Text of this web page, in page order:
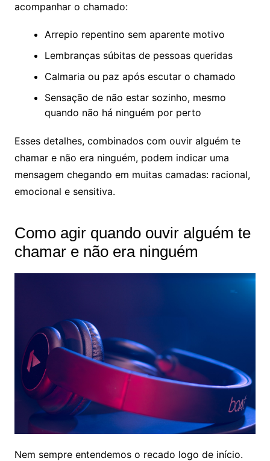
acompanhar o chamado:
Arrepio repentino sem aparente motivo
Lembranças súbitas de pessoas queridas
Calmaria ou paz após escutar o chamado
Sensação de não estar sozinho, mesmo
quando não há ninguém por perto
Esses detalhes, combinados com ouvir alguém te
chamar e não era ninguém, podem indicar uma
mensagem chegando em muitas camadas: racional,
emocional e sensitiva.
Como agir quando ouvir alguém te
chamar e não era ninguém
Nem sempre entendemos o recado logo de início.